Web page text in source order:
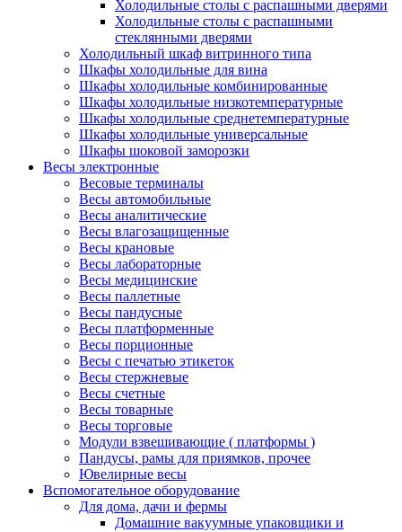
Холодильные столы с распашными дверями
Холодильные столы с распашными
стеклянными дверями
Холодильный шкаф витринного типа
Шкафы холодильные для вина
Шкафы холодильные комбинированные
Шкафы холодильные низкотемпературные
Шкафы холодильные среднетемпературные
Шкафы холодильные универсальные
Шкафы шоковой заморозки
Весы электронные
Весовые терминалы
Весы автомобильные
Весы аналитические
Весы влагозащищенные
Весы крановые
Весы лабораторные
Весы медицинские
Весы паллетные
Весы пандусные
Весы платформенные
Весы порционные
Весы с печатью этикеток
Весы стержневые
Весы счетные
Весы товарные
Весы торговые
Модули взвешивающие ( платформы )
Пандусы, рамы для приямков, прочее
Ювелирные весы
Вспомогательное оборудование
Для дома, дачи и фермы
Домашние вакуумные упаковщики и